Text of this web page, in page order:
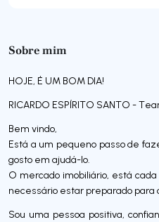
Sobre mim
HOJE, É UM BOM DIA!
RICARDO ESPÍRITO SANTO -
Bem vindo,
Está a um pequeno passo de
gosto em ajudá-lo.
O mercado imobiliário, está
necessário estar preparado para
Sou uma pessoa positiva,